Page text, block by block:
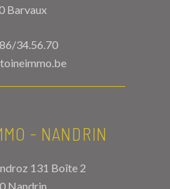
Barvaux
34.56.70
- NANDRIN
131 Boîte 2
Nandrin